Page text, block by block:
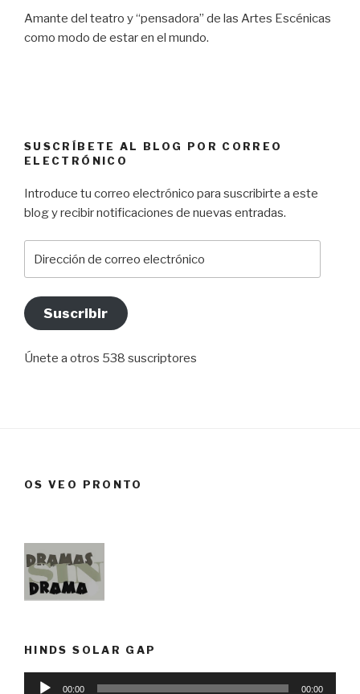
Amante del teatro y “pensadora” de las Artes Escénicas
como modo de estar en el mundo.
SUSCRÍBETE AL BLOG POR CORREO
ELECTRÓNICO
Introduce tu correo electrónico para suscribirte a este
blog y recibir notificaciones de nuevas entradas.
electrónico
Suscribir
Únete a otros 538 suscriptores
OS VEO PRONTO
HINDS SOLAR GAP
Reproductor
00:00 00:00